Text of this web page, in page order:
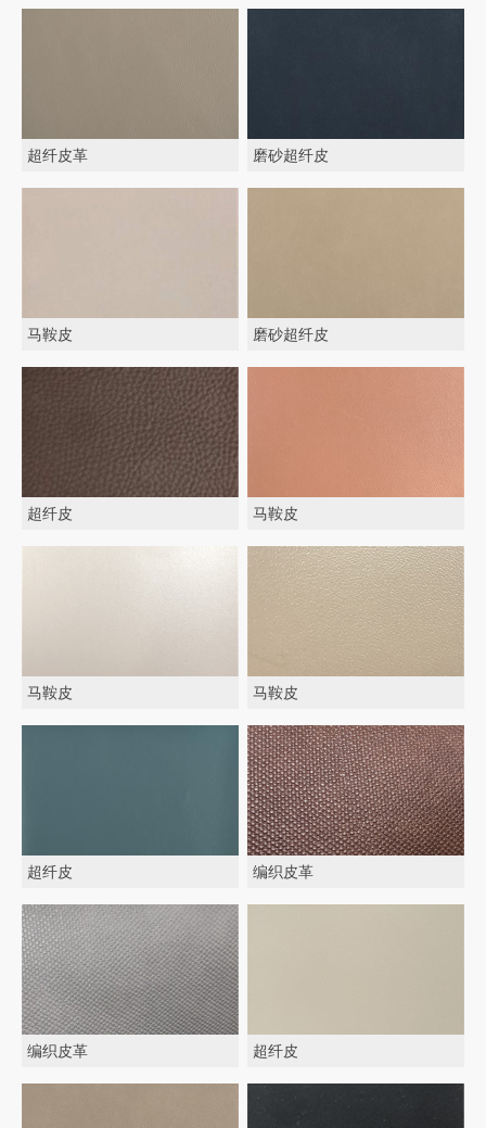
超纤皮革 磨砂超纤皮
马鞍皮 磨砂超纤皮
超纤皮 马鞍皮
马鞍皮 马鞍皮
超纤皮 编织皮革
编织皮革 超纤皮